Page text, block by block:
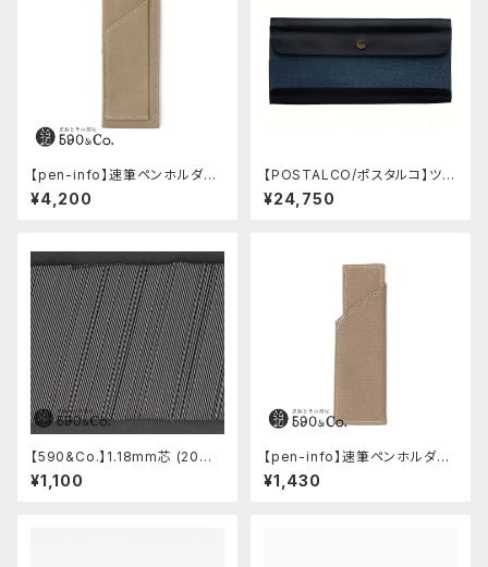
【pen-info】速筆ペンホルダー
A5スナップパッド590&Co.別注
色 (ベージュ)
¥4,200
【POSTALCO/ポスタルコ】ツー
ルボックス (Navy Blue)
¥24,750
【590&Co.】1.18mm芯 (20本
入り)
¥1,100
【pen-info】速筆ペンホルダー
590&Co.別注色 (ベージュ)
¥1,430